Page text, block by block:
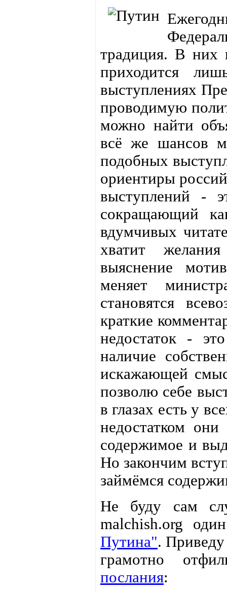
традиция. В них
приходится
выступлениях
проводимую
можно найти
всё же шансов
подобных
ориентиры
выступлений -
сокращающий
вдумчивых
хватит
выяснение
меняет
становятся
краткие
недостаток -
наличие
искажающей
позволю себе
в глазах есть у
недостатком
содержимое и
Но закончим
займёмся
Не буду сам
malchish.org
Путина". Приведу
грамотно
послания: